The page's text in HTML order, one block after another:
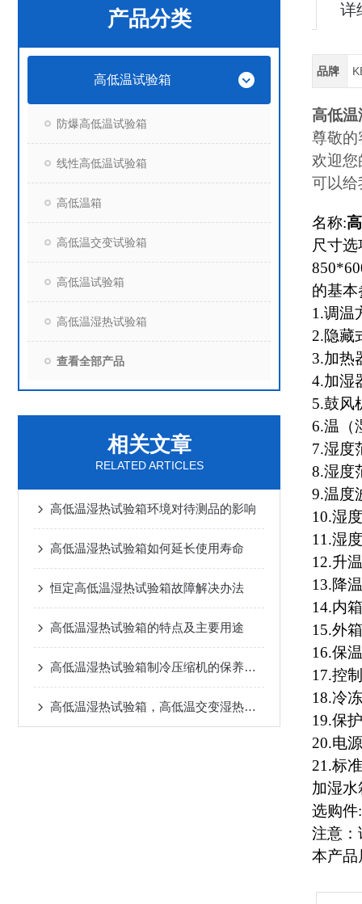
产品分类
高低温试验箱
防爆高低温试验箱
线性高低温试验箱
高低温箱
高低温交变试验箱
高低温试验箱
高低温湿热试验箱
查看全部产品
相关文章
RELATED ARTICLES
高低温湿热试验箱环境对待测品的影响
高低温湿热试验箱如何延长使用寿命
恒定高低温湿热试验箱故障解决办法
高低温湿热试验箱的特点及主要用途
高低温湿热试验箱制冷压缩机的保养方案
高低温湿热试验箱，高低温交变湿热试验箱需更换纱布的次数
详
品牌
高低温
尊敬的
欢迎您
可以给
名称:
尺寸
的基
1.调温
2.隐藏
3.加热
4.加湿
5.鼓风
6.温（
7.湿度
8.湿度
9.温度
10.湿
11.湿
12.升
13.降
14.内
15.外
16.保
17.控
18.冷
19.保
20.电
21.标
加湿水
选购件
注意：
本产品